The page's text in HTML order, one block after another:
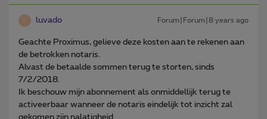
L luvado Forum|Forum|8 years ago
Geachte Proximus, gelieve deze kosten aan te rekenen aan
de betrokken notaris.
Alvast de betaalde sommen terug te storten, sinds
7/2/2018.
Ik beschouw mijn abonnement als onmiddellijk terug te
activeerbaar wanneer de notaris eindelijk tot inzicht zal
gekomen zijn nalatigheid.